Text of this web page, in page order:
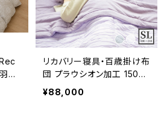
毛
加
リカバリー寝具・百歳掛け布
団 プラウシオン加工 150×2
10cm
¥88,000